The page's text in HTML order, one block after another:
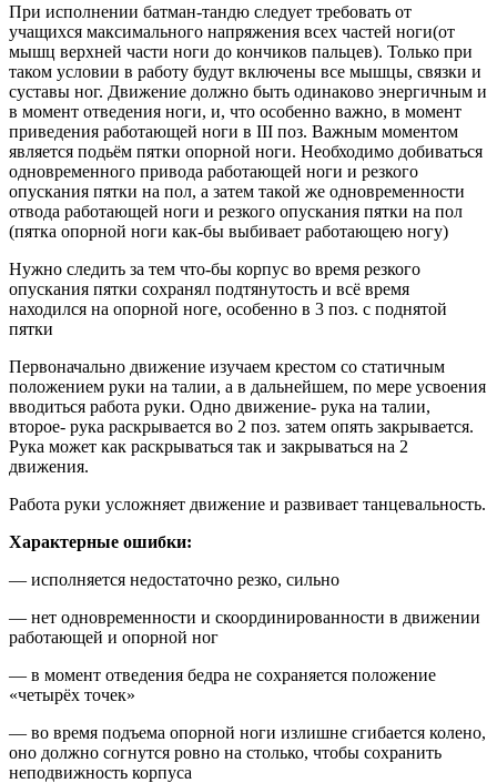
При исполнении батман-тандю следует требовать от
учащихся максимального напряжения всех частей ноги(от
мышц верхней части ноги до кончиков пальцев). Только при
таком условии в работу будут включены все мышцы, связки и
суставы ног. Движение должно быть одинаково энергичным и
в момент отведения ноги, и, что особенно важно, в момент
приведения работающей ноги в III поз. Важным моментом
является подьём пятки опорной ноги. Необходимо добиваться
одновременного привода работающей ноги и резкого
опускания пятки на пол, а затем такой же одновременности
отвода работающей ноги и резкого опускания пятки на пол
(пятка опорной ноги как-бы выбивает работающею ногу)
Нужно следить за тем что-бы корпус во время резкого
опускания пятки сохранял подтянутость и всё время
находился на опорной ноге, особенно в 3 поз. с поднятой
пятки
Первоначально движение изучаем крестом со статичным
положением руки на талии, а в дальнейшем, по мере усвоения
вводиться работа руки. Одно движение- рука на талии,
второе- рука раскрывается во 2 поз. затем опять закрывается.
Рука может как раскрываться так и закрываться на 2
движения.
Работа руки усложняет движение и развивает танцевальность.
Характерные ошибки:
— исполняется недостаточно резко, сильно
— нет одновременности и скоординированности в движении
работающей и опорной ног
— в момент отведения бедра не сохраняется положение
«четырёх точек»
— во время подъема опорной ноги излишне сгибается колено,
оно должно согнутся ровно на столько, чтобы сохранить
неподвижность корпуса